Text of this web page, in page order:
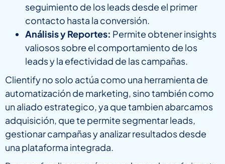
seguimiento de los leads desde el primer
contacto hasta la conversión.
Análisis y Reportes: Permite obtener insights
valiosos sobre el comportamiento de los
leads y la efectividad de las campañas.
Clientify no solo actúa como una herramienta de
automatización de marketing, sino también como
un aliado estrategico, ya que tambien abarcamos
adquisición, que te permite segmentar leads,
gestionar campañas y analizar resultados desde
una plataforma integrada.